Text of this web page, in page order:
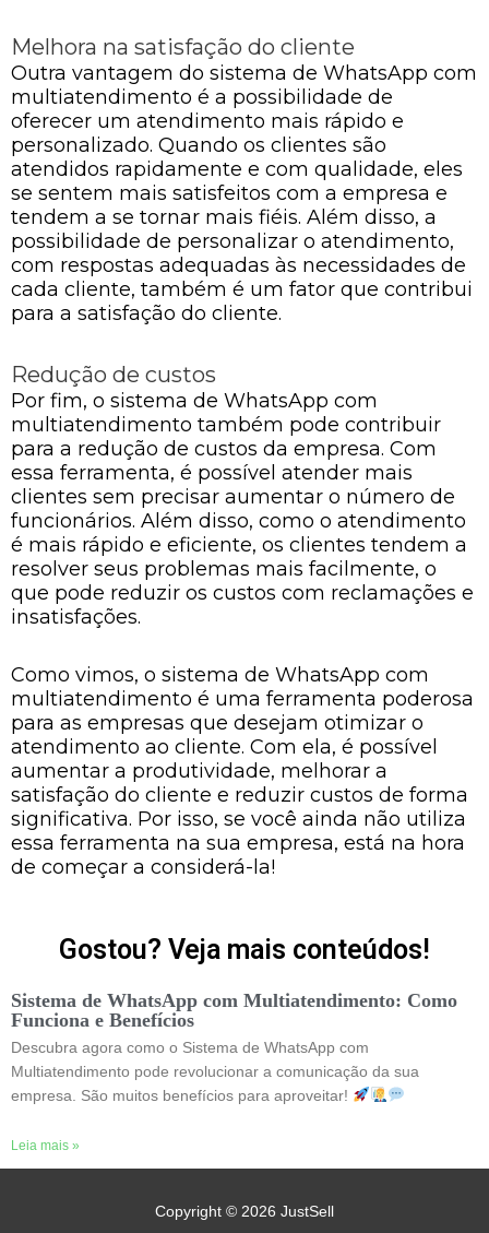
Melhora na satisfação do cliente
Outra vantagem do sistema de WhatsApp com
multiatendimento é a possibilidade de
oferecer um atendimento mais rápido e
personalizado. Quando os clientes são
atendidos rapidamente e com qualidade, eles
se sentem mais satisfeitos com a empresa e
tendem a se tornar mais fiéis. Além disso, a
possibilidade de personalizar o atendimento,
com respostas adequadas às necessidades de
cada cliente, também é um fator que contribui
para a satisfação do cliente.
Redução de custos
Por fim, o sistema de WhatsApp com
multiatendimento também pode contribuir
para a redução de custos da empresa. Com
essa ferramenta, é possível atender mais
clientes sem precisar aumentar o número de
funcionários. Além disso, como o atendimento
é mais rápido e eficiente, os clientes tendem a
resolver seus problemas mais facilmente, o
que pode reduzir os custos com reclamações e
insatisfações.
Como vimos, o sistema de WhatsApp com
multiatendimento é uma ferramenta poderosa
para as empresas que desejam otimizar o
atendimento ao cliente. Com ela, é possível
aumentar a produtividade, melhorar a
satisfação do cliente e reduzir custos de forma
significativa. Por isso, se você ainda não utiliza
essa ferramenta na sua empresa, está na hora
de começar a considerá-la!
Gostou? Veja mais conteúdos!
Sistema de WhatsApp com Multiatendimento: Como
Funciona e Benefícios
Descubra agora como o Sistema de WhatsApp com
Multiatendimento pode revolucionar a comunicação da sua
empresa. São muitos benefícios para aproveitar!
Leia mais »
Copyright © 2026 JustSell